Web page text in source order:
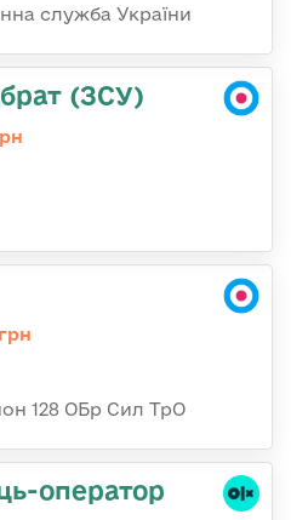
служба України
(ЗСУ)
128 ОБр Сил ТрО
оператор